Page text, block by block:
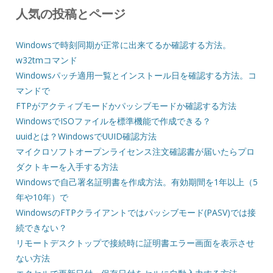
人気の投稿とページ
Windowsで時刻同期が正常に出来てるか確認する方法。
w32tmコマンド
Windowsパッチ適用一覧とインストール日を確認する方法。コ
マンドで
FTPがアクティブモードかパッシブモードか確認する方法
WindowsでISOファイルを標準機能で作成できる？
uuidとは？WindowsでUUID確認方法
マイクロソフトオープンライセンス注文確認書が届いたらプロ
ダクトキーを入手する方法
Windowsで自己署名証明書を作成方法。有効期間を1年以上（5
年や10年）で
WindowsのFTPクライアントではパッシブモード(PASV)では接
続できない？
リモートデスクトップで接続時に証明書エラー画面を表示させ
ない方法